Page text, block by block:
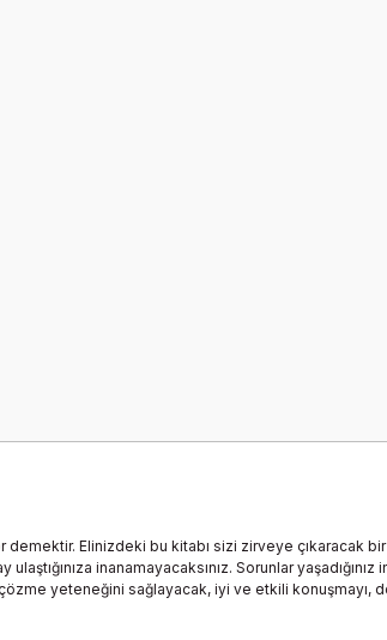
Elinizdeki bu kitabı sizi zirveye çıkaracak
inanamayacaksınız. Sorunlar yaşadığınız
yeteneğini sağlayacak, iyi ve etkili konuşmayı,